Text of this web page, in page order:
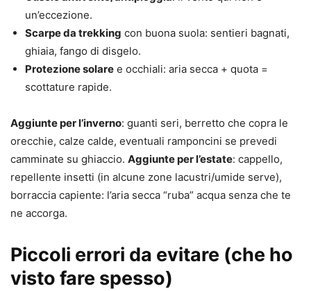
un’eccezione.
Scarpe da trekking con buona suola: sentieri bagnati,
ghiaia, fango di disgelo.
Protezione solare e occhiali: aria secca + quota =
scottature rapide.
Aggiunte per l’inverno: guanti seri, berretto che copra le
orecchie, calze calde, eventuali ramponcini se prevedi
camminate su ghiaccio. Aggiunte per l’estate: cappello,
repellente insetti (in alcune zone lacustri/umide serve),
borraccia capiente: l’aria secca “ruba” acqua senza che te
ne accorga.
Piccoli errori da evitare (che ho
visto fare spesso)